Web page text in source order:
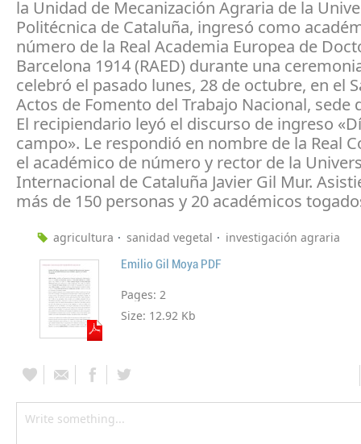
la Unidad de Mecanización Agraria de la
Politécnica de Cataluña, ingresó como
número de la Real Academia Europea de
Barcelona 1914 (RAED) durante una
celebró el pasado lunes, 28 de octubre, en el
Actos de Fomento del Trabajo Nacional, sede
El recipiendario leyó el discurso de ingreso
campo». Le respondió en nombre de la Real
el académico de número y rector de la
Internacional de Cataluña Javier Gil Mur.
más de 150 personas y 20 académicos
agricultura sanidad vegetal investigación agraria
Emilio Gil Moya PDF
Pages: 2
Size: 12.92 Kb